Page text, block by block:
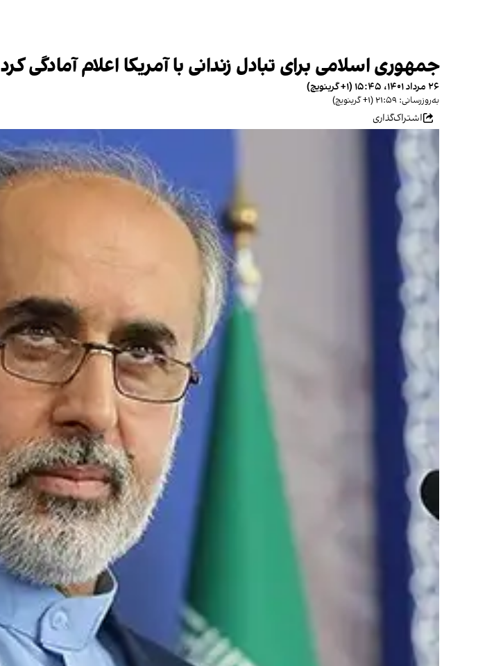
جمهوری اسلامی برای تبادل زندانی با آمریکا اعلام آمادگی کرد
۲۶ مرداد ۱۴۰۱، ۱۵:۴۵ (‎+۱ گرینویچ)
به‌روزرسانی: ۲۱:۵۹ (‎+۱ گرینویچ)
اشتراک‌گذاری